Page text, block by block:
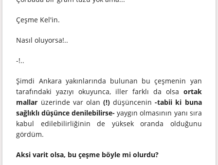
Çeşme Kel'in.
Nasıl oluyorsa!..
-!..
Şimdi Ankara yakınlarında bulunan bu çeşmenin yan
tarafındaki yazıyı okuyunca, iller farklı da olsa ortak
mallar üzerinde var olan (!)düşüncenin-tabii ki buna
sağlıklı düşünce denilebilirse- yaygın olmasının yanı sıra
kabul edilebilirliğinin de yüksek oranda olduğunu
gördüm.
Aksi varit olsa, bu çeşme böyle mi olurdu?